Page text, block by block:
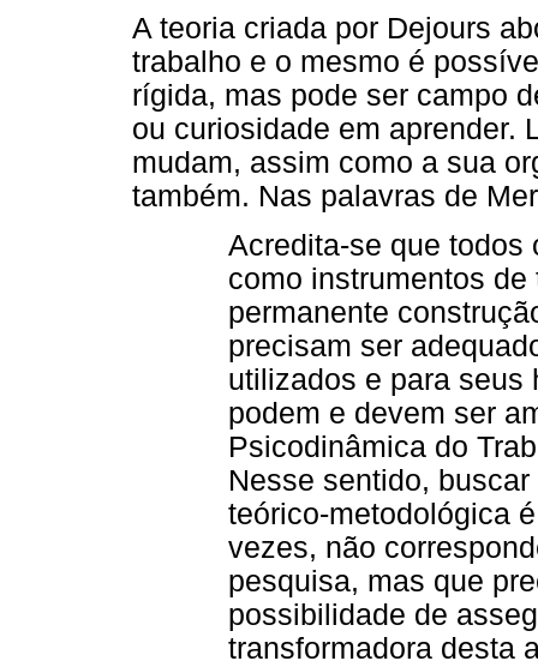
A teoria criada por Dejours
trabalho e o mesmo é
rígida, mas pode ser campo
ou curiosidade em aprender.
mudam, assim como a sua
também. Nas palavras de
Acredita-se que todos
como instrumentos
permanente
precisam ser
utilizados e para seus
podem e devem ser
Psicodinâmica do
Nesse sentido,
teórico-metodológica
vezes, não
pesquisa, mas que
possibilidade de
transformadora desta